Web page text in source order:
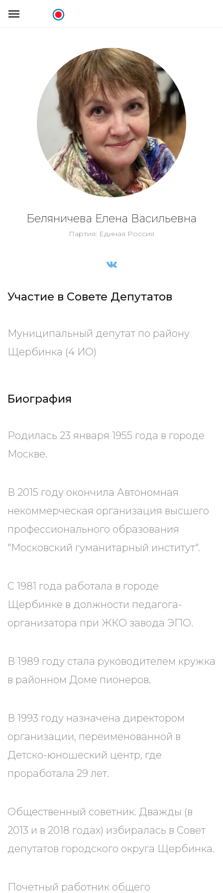
Беляничева Елена Васильевна
Партия: Единая Россия
Участие в Совете Депутатов
Муниципальный депутат по району
Щербинка (4 ИО)
Биография
Родилась 23 января 1955 года в городе
Москве.
В 2015 году окончила Автономная
некоммерческая организация высшего
профессионального образования
"Московский гуманитарный институт".
С 1981 года работала в городе
Щербинке в должности педагога-
организатора при ЖКО завода ЭПО.
В 1989 году стала руководителем кружка
в районном Доме пионеров.
В 1993 году назначена директором
организации, переименованной в
Детско-юношеский центр, где
проработала 29 лет.
Общественный советник. Дважды (в
2013 и в 2018 годах) избиралась в Совет
депутатов городского округа Щербинка.
Почетный работник общего